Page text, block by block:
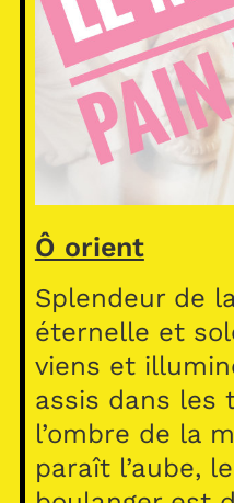
Ô orient
Splendeur de
éternelle et
viens et
assis dans les
l’ombre de la
paraît l’aube,